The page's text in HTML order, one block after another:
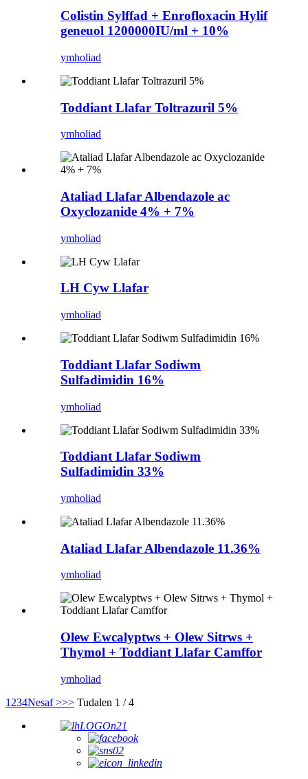
Colistin Sylffad + Enrofloxacin Hylif
geneuol 1200000IU/ml + 10%
ymholiad
Toddiant Llafar Toltrazuril 5%
ymholiad
Ataliad Llafar Albendazole ac
Oxyclozanide 4% + 7%
ymholiad
LH Cyw Llafar
ymholiad
Toddiant Llafar Sodiwm
Sulfadimidin 16%
ymholiad
Toddiant Llafar Sodiwm
Sulfadimidin 33%
ymholiad
Ataliad Llafar Albendazole 11.36%
ymholiad
Olew Ewcalyptws + Olew Sitrws +
Thymol + Toddiant Llafar Camffor
ymholiad
1 234Nesaf >>> Tudalen 1 / 4